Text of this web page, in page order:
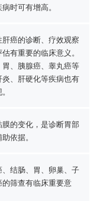
时可有增高。
肝癌的诊断、疗效观察
有重要的临床意义。
胃、胰腺癌、睾丸癌等
炎、肝硬化等疾病也有
膜的变化，是诊断胃部
依据。
、结肠、胃、卵巢、子
的筛查有临床重要意